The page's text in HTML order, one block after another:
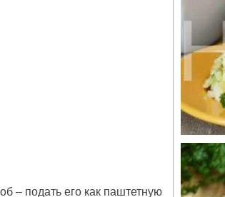
– подать его как паштетную